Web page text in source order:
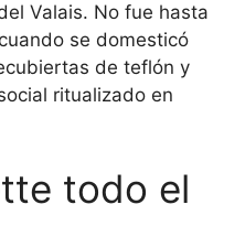
Valais. No fue hasta
se domesticó
de teflón y
ritualizado en
todo el